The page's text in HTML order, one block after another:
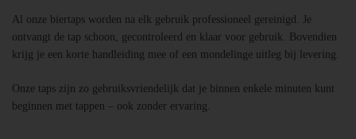
Al onze biertaps worden na elk gebruik professioneel gereinigd. Je
ontvangt de tap schoon, gecontroleerd en klaar voor gebruik. Bovendien
krijg je een korte handleiding mee of een mondelinge uitleg bij levering.
Onze taps zijn zo gebruiksvriendelijk dat je binnen enkele minuten kunt
beginnen met tappen – ook zonder ervaring.